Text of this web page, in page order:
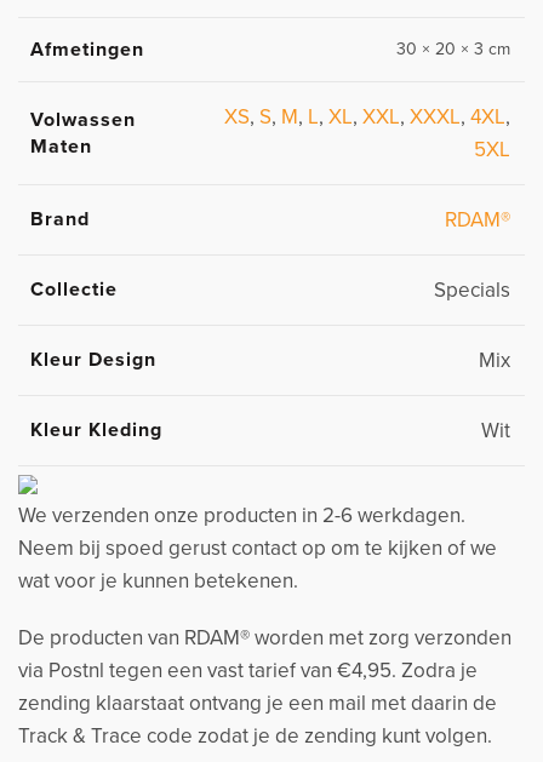
Afmetingen 30 × 20 × 3 cm
Volwassen
Maten
XS, S, M, L, XL, XXL, XXXL, 4XL,
5XL
Brand RDAM®
Collectie Specials
Kleur Design Mix
Kleur Kleding Wit
We verzenden onze producten in 2-6 werkdagen.
Neem bij spoed gerust contact op om te kijken of we
wat voor je kunnen betekenen.
De producten van RDAM® worden met zorg verzonden
via Postnl tegen een vast tarief van €4,95. Zodra je
zending klaarstaat ontvang je een mail met daarin de
Track & Trace code zodat je de zending kunt volgen.